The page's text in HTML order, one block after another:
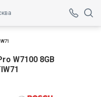
W7100 8GB